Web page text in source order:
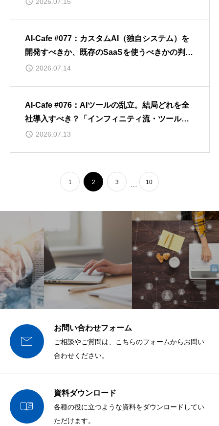
AI-Cafe #077：カスタムAI（独自システム）を
開発すべきか、既存のSaaSを使うべきかの判断
基準2026.07.14
AI-Cafe #076：AIツールの乱立。結局どれを全
社導入すべき？「インフィニティ流・ツール選
定」のTIPS
2026.07.13
1 2 3 10

お問い合わせフォーム
ご相談やご質問は、こちらのフォームからお問い
合わせください。

資料ダウンロード
各種の役に立つような資料をダウンロードしてい
ただけます。